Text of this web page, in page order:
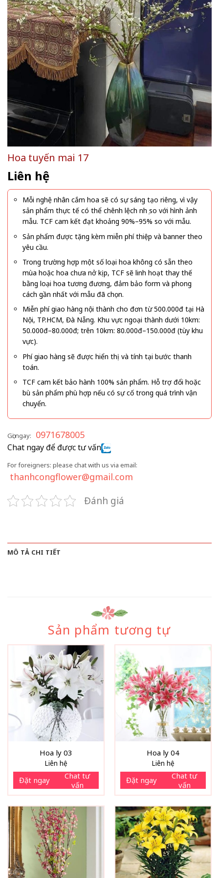
Hoa tuyến mai 17
Liên hệ
Mỗi nghệ nhân cắm hoa sẽ có sự sáng tạo riêng, vì vậy
sản phẩm thực tế có thể chênh lệch nhẹ so với hình ảnh
mẫu. TCF cam kết đạt khoảng 90%–95% so với mẫu.
Sản phẩm được tặng kèm miễn phí thiệp và banner theo
yêu cầu.
Trong trường hợp một số loại hoa không có sẵn theo
mùa hoặc hoa chưa nở kịp, TCF sẽ linh hoạt thay thế
bằng loại hoa tương đương, đảm bảo form và phong
cách gần nhất với mẫu đã chọn.
Miễn phí giao hàng nội thành cho đơn từ 500.000đ tại Hà
Nội, TP.HCM, Đà Nẵng. Khu vực ngoại thành dưới 10km:
50.000đ–80.000đ; trên 10km: 80.000đ–150.000đ (tùy khu
vực).
Phí giao hàng sẽ được hiển thị và tính tại bước thanh
toán.
TCF cam kết bảo hành 100% sản phẩm. Hỗ trợ đổi hoặc
bù sản phẩm phù hợp nếu có sự cố trong quá trình vận
chuyển.
Gọi ngay: 0971678005
Chat ngay để được tư vấn
For foreigners: please chat with us via email:
thanhcongflower@gmail.com
Đánh giá
MÔ TẢ CHI TIẾT
Sản phẩm tương tự
Hoa ly 03
Liên hệ
Đặt ngay
Chat tư
vấn
Hoa ly 04
Liên hệ
Đặt ngay
Chat tư
vấn